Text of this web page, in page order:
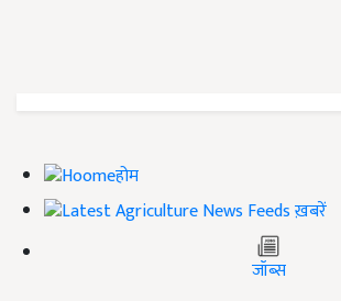
होम
ख़बरें
जॉब्स